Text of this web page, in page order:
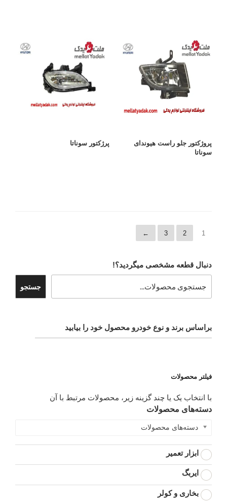
پروژکتور جلو راست هیوندای
سوناتا
پرژکتور سوناتا
1
2
3
←
دنبال قطعه مشخصی میگردید؟!
جستجو
براساس برند و نوع خودرو محصول خود را بیابید
فیلتر محصولات
با انتخاب یک یا چند گزینه زیر، محصولات مرتبط با آن
دسته‌های محصولات
دسته‌های محصولات
ابزار تعمیر
ایربگ
بخاری و کولر